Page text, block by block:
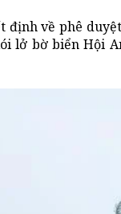
định về phê
lở bờ biển Hội